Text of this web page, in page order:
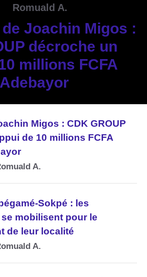
Romuald A.
Joachin Migos :
décroche un
millions FCFA
Migos : CDK GROUP
de 10 millions FCFA
A.
Sokpé : les
mobilisent pour le
de leur localité
A.